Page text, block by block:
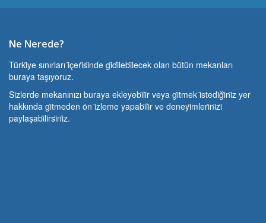
Ne Nerede?
Türki̇ye sınırları i̇çeri̇si̇nde gi̇di̇lebi̇lecek olan bütün mekanları
buraya taşıyoruz.
Si̇zlerde mekanınızı buraya ekleyebi̇li̇r veya gi̇tmek i̇stedi̇ği̇ni̇z yer
hakkında gi̇tmeden ön i̇zleme yapabi̇li̇r ve deneyi̇mleri̇ni̇zi̇
paylaşabi̇li̇rsi̇ni̇z.